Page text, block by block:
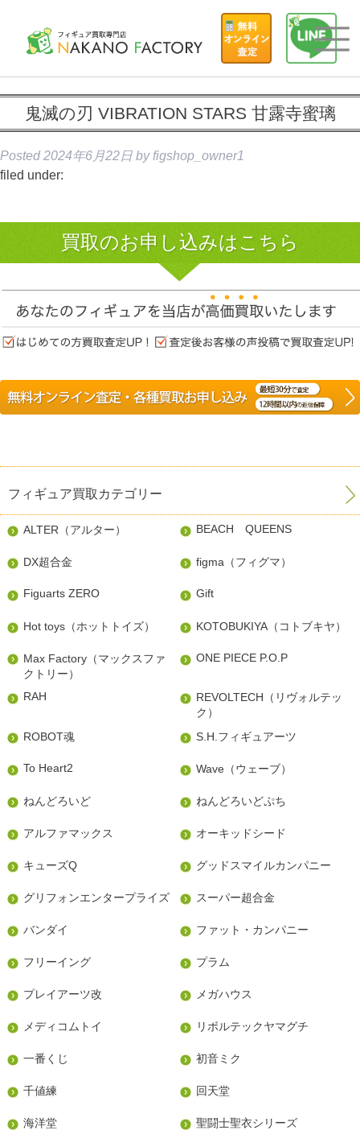
鬼滅の刃 VIBRATION STARS 甘露寺蜜璃
Posted 2024年6月22日 by figshop_owner1
filed under:
買取のお申し込みはこちら
フィギュア買取カテゴリー
ALTER（アルター） BEACH QUEENS
DX超合金 figma（フィグマ）
Figuarts ZERO Gift
Hot toys（ホットトイズ） KOTOBUKIYA（コトブキヤ）
Max Factory（マックスファ
クトリー）
ONE PIECE P.O.P
RAH
REVOLTECH（リヴォルテッ
ク）
ROBOT魂
S.H.フィギュアーツ
To Heart2 Wave（ウェーブ）
ねんどろいど ねんどろいどぷち
アルファマックス オーキッドシード
キューズQ グッドスマイルカンパニー
グリフォンエンタープライズ スーパー超合金
バンダイ ファット・カンパニー
フリーイング プラム
プレイアーツ改 メガハウス
メディコムトイ リボルテックヤマグチ
一番くじ 初音ミク
千値練 回天堂
海洋堂 聖闘士聖衣シリーズ